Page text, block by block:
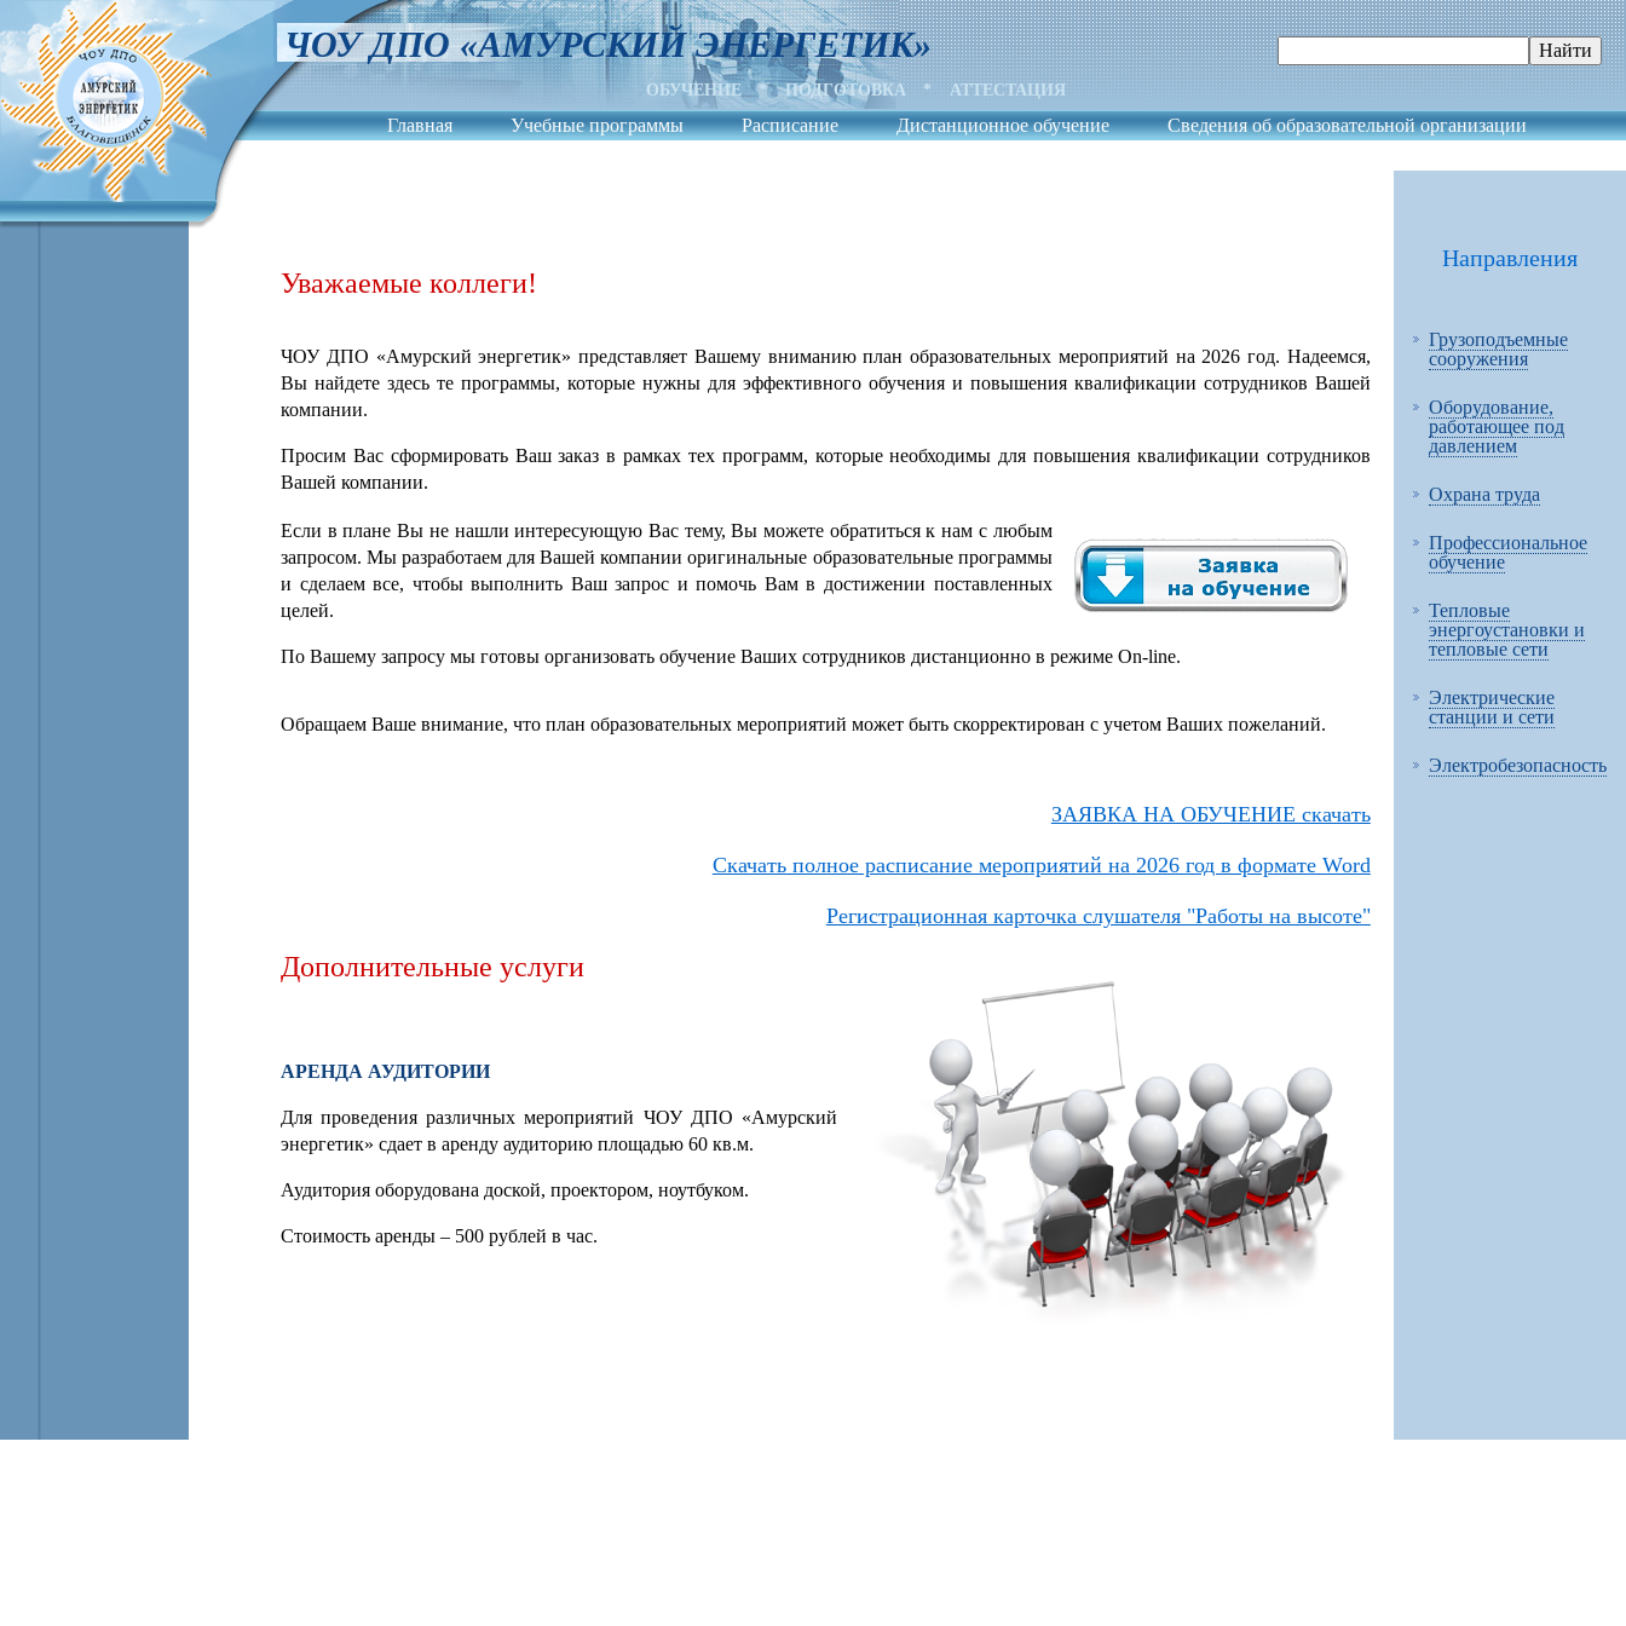
ЧОУ ДПО «АМУРСКИЙ ЭНЕРГЕТИК»
ОБУЧЕНИЕ * ПОДГОТОВКА * АТТЕСТАЦИЯ
Главная Учебные программы Расписание Дистанционное обучение
Сведения об образовательной организации
Уважаемые коллеги!
ЧОУ ДПО «Амурский энергетик» представляет Вашему вниманию план образовательных мероприятий на 2026 год. Надеемся,
Вы найдете здесь те программы, которые нужны для эффективного обучения и повышения квалификации сотрудников Вашей
компании.
Просим Вас сформировать Ваш заказ в рамках тех программ, которые необходимы для повышения квалификации сотрудников
Вашей компании.
Если в плане Вы не нашли интересующую Вас тему, Вы можете обратиться к нам с любым
запросом. Мы разработаем для Вашей компании оригинальные образовательные программы
и сделаем все, чтобы выполнить Ваш запрос и помочь Вам в достижении поставленных
целей.
По Вашему запросу мы готовы организовать обучение Ваших сотрудников дистанционно в режиме On-line.
Обращаем Ваше внимание, что план образовательных мероприятий может быть скорректирован с учетом Ваших пожеланий.
ЗАЯВКА НА ОБУЧЕНИЕ скачать
Скачать полное расписание мероприятий на 2026 год в формате Word
Регистрационная карточка слушателя "Работы на высоте"
Дополнительные услуги
АРЕНДА АУДИТОРИИ
Для проведения различных мероприятий ЧОУ ДПО «Амурский
энергетик» сдает в аренду аудиторию площадью 60 кв.м.
Аудитория оборудована доской, проектором, ноутбуком.
Стоимость аренды – 500 рублей в час.
Направления
Грузоподъемные
сооружения
Оборудование,
работающее под
давлением
Охрана труда
Профессиональное
обучение
Тепловые
энергоустановки и
тепловые сети
Электрические
станции и сети
Электробезопасность